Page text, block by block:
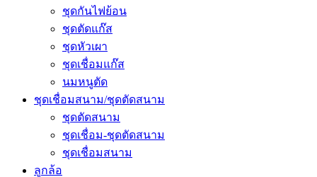
ชุดกันไฟย้อน
ชุดตัดแก๊ส
ชุดหัวเผา
ชุดเชื่อมแก๊ส
นมหนูตัด
ชุดเชื่อมสนาม/ชุดตัดสนาม
ชุดตัดสนาม
ชุดเชื่อม-ชุดตัดสนาม
ชุดเชื่อมสนาม
ลูกล้อ